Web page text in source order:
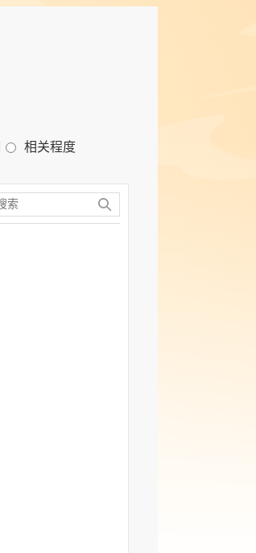
相关程度